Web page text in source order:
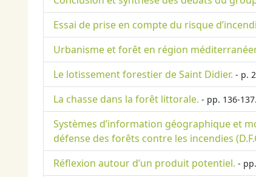
Essai de prise en compte du risque
Urbanisme et forêt en région
Le lotissement forestier de Saint Didier. - p.
La chasse dans la forêt littorale. - pp. 136-137.
Systèmes d’information géographique et
défense des forêts contre les incendies
Réflexion autour d’un produit potentiel. -